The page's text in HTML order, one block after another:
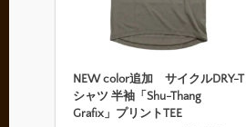
NEW color追加 サイクルDRY-T
シャツ 半袖「Shu-Thang
Grafix」プリントTEE